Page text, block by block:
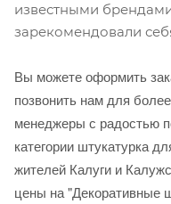
известными
зарекомендовали
Вы можете оформить
позвонить нам для
менеджеры с радостью
категории штукатурка
жителей Калуги и
цены на "Декоративные